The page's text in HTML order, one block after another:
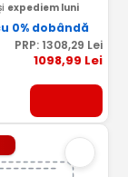
expediem luni
0% dobândă
PRP: 1308,29 Lei
1098,99 Lei